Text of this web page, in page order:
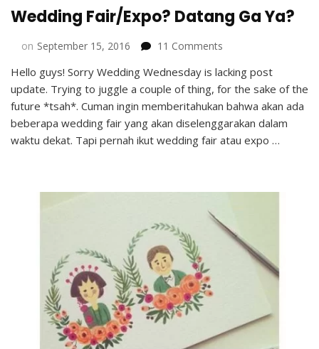
Wedding Fair/Expo? Datang Ga Ya?
on September 15, 2016 11 Comments
Fair/Expo?
Datang
Ga
Ya?
Hello guys! Sorry Wedding Wednesday is lacking post
update. Trying to juggle a couple of thing, for the sake of the
future *tsah*. Cuman ingin memberitahukan bahwa akan ada
beberapa wedding fair yang akan diselenggarakan dalam
waktu dekat. Tapi pernah ikut wedding fair atau expo …